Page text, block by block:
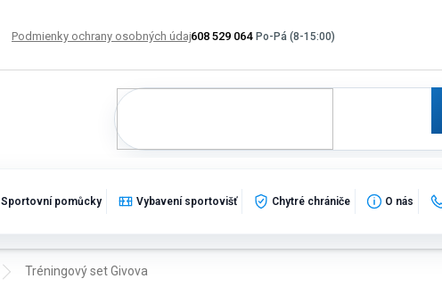
608 529 064
Podmienky ochrany osobných údajov Výmena, vrátenie a reklamácia tovaru
Sportovní pomůcky Vybavení sportovišť Chytré chrániče O nás
Tréningový set Givova